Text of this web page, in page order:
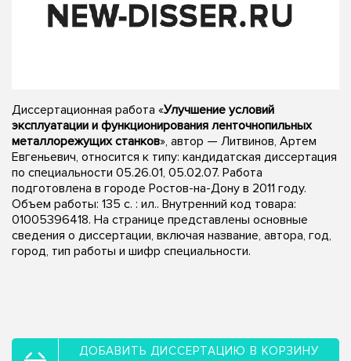
Диссертационная работа «Улучшение условий
эксплуатации и функционирования ленточнопильных
металлорежущих станков», автор — Литвинов, Артем
Евгеньевич, относится к типу: кандидатская диссертация
по специальности 05.26.01, 05.02.07. Работа
подготовлена в городе Ростов-на-Дону в 2011 году.
Объем работы: 135 с. : ил.. Внутренний код товара:
01005396418. На странице представлены основные
сведения о диссертации, включая название, автора, год,
город, тип работы и шифр специальности.
ДОБАВИТЬ ДИССЕРТАЦИЮ В КОРЗИНУ